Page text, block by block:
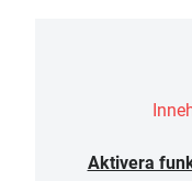
Aktivera